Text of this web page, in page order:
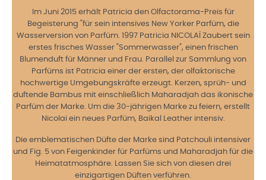
Im Juni 2015 erhält Patricia den Olfactorama-Preis für
Begeisterung "für sein intensives New Yorker Parfüm, die
Wasserversion von Parfüm. 1997 Patricia NICOLAÏ Zaubert sein
erstes frisches Wasser "Sommerwasser", einen frischen
Blumenduft für Männer und Frau. Parallel zur Sammlung von
Parfüms ist Patricia einer der ersten, der olfaktorische
hochwertige Umgebungskräfte erzeugt. Kerzen, sprüh- und
duftende Bambus mit einschließlich Maharadjah das ikonische
Parfüm der Marke. Um die 30-jährigen Marke zu feiern, erstellt
Nicolai ein neues Parfüm, Baikal Leather intensiv.
Die emblematischen Düfte der Marke sind Patchouli intensiver
und Fig. 5 von Feigenkinder für Parfüms und Maharadjah für die
Heimatatmosphäre. Lassen Sie sich von diesen drei
einzigartigen Düften verführen.